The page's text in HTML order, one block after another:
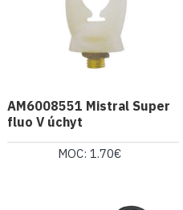
AM6008551 Mistral Super
fluo V úchyt
MOC: 1.70€